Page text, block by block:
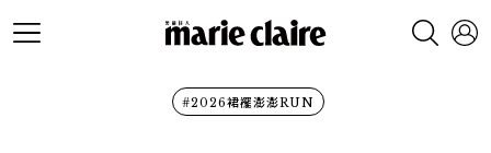
#2026裙襬澎澎RUN